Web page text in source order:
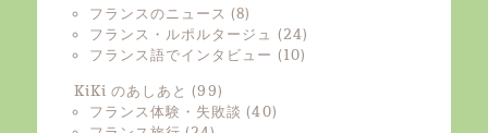
フランスのニュース (8)
フランス・ルポルタージュ (24)
フランス語でインタビュー (10)
KiKi のあしあと (99)
フランス体験・失敗談 (40)